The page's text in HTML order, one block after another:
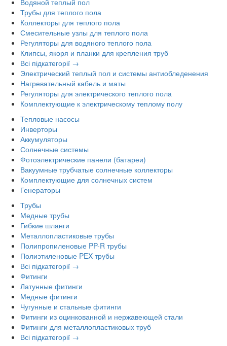
Трубы для теплого пола
Коллекторы для теплого пола
Смесительные узлы для теплого пола
Регуляторы для водяного теплого пола
Клипсы, якоря и планки для крепления труб
Всі підкатегорії →
Электрический теплый пол и системы антиобледенения
Нагревательный кабель и маты
Регуляторы для электрического теплого пола
Комплектующие к электрическому теплому полу
Тепловые насосы
Инверторы
Аккумуляторы
Солнечные системы
Фотоэлектрические панели (батареи)
Вакуумные трубчатые солнечные коллекторы
Комплектующие для солнечных систем
Генераторы
Трубы
Медные трубы
Гибкие шланги
Металлопластиковые трубы
Полипропиленовые PP-R трубы
Полиэтиленовые PEX трубы
Всі підкатегорії →
Фитинги
Латунные фитинги
Медные фитинги
Чугунные и стальные фитинги
Фитинги из оцинкованной и нержавеющей стали
Фитинги для металлопластиковых труб
Всі підкатегорії →